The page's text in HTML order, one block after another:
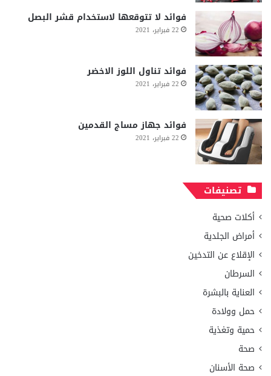
فوائد لا تتوقعها لاستخدام قشر البصل
22 فبراير، 2021
فوائد تناول اللوز الاخضر
22 فبراير، 2021
فوائد جهاز مساج القدمين
22 فبراير، 2021
تصنيفات
أكلات صحية
أمراض الجلدية
الإقلاع عن التدخين
السرطان
العناية بالبشرة
حمل وولادة
حمية وتغذية
صحة
صحة الأسنان